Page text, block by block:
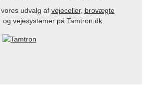
vores udvalg af vejeceller, brovægte
og vejesystemer på Tamtron.dk